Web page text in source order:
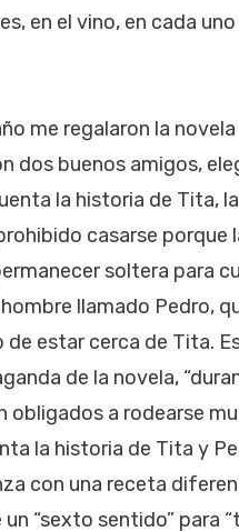
en el vino, en cada
me regalaron la
dos buenos amigos,
la historia de Tita,
casarse
soltera para
llamado Pedro,
de estar cerca de Tita.
de la novela,
obligados a rodearse
la historia de Tita y
con una receta
“sexto sentido” para